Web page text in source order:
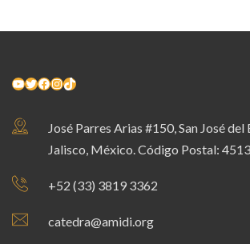
YouTube Twitter Facebook InstagramTikTok
José Parres Arias #150, San José
Jalisco, México. Código Postal:
+52 (33) 3819 3362
catedra@amidi.org